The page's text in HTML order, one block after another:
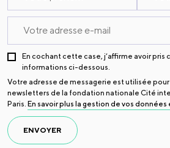
En cochant cette case, j’affirme avoir pris
informations ci-dessous.
Votre adresse de messagerie est utilisée pour
newsletters de la fondation nationale Cité
Paris. En savoir plus la gestion de vos données
ENVOYER